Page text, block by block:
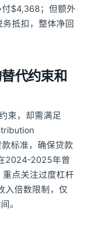
$4,368；但额外
抵扣，整体净回
代约束和
束，却需满足
标准，确保贷款
2024-2025年曾
点关注过度杠杆
入倍数限制，仅
。